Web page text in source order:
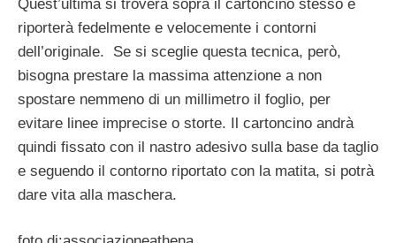
Quest’ultima si troverà sopra il cartoncino stesso e
riporterà fedelmente e velocemente i contorni
dell’originale. Se si sceglie questa tecnica, però,
bisogna prestare la massima attenzione a non
spostare nemmeno di un millimetro il foglio, per
evitare linee imprecise o storte. Il cartoncino andrà
quindi fissato con il nastro adesivo sulla base da taglio
e seguendo il contorno riportato con la matita, si potrà
dare vita alla maschera.